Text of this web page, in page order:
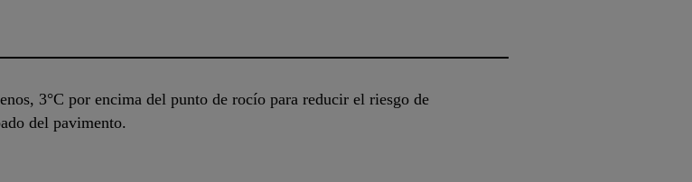
3°C por encima del punto de rocío para reducir el riesgo de
del pavimento.